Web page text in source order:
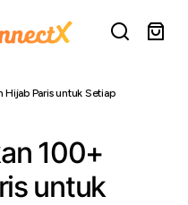
Paris untuk Setiap
100+
untuk